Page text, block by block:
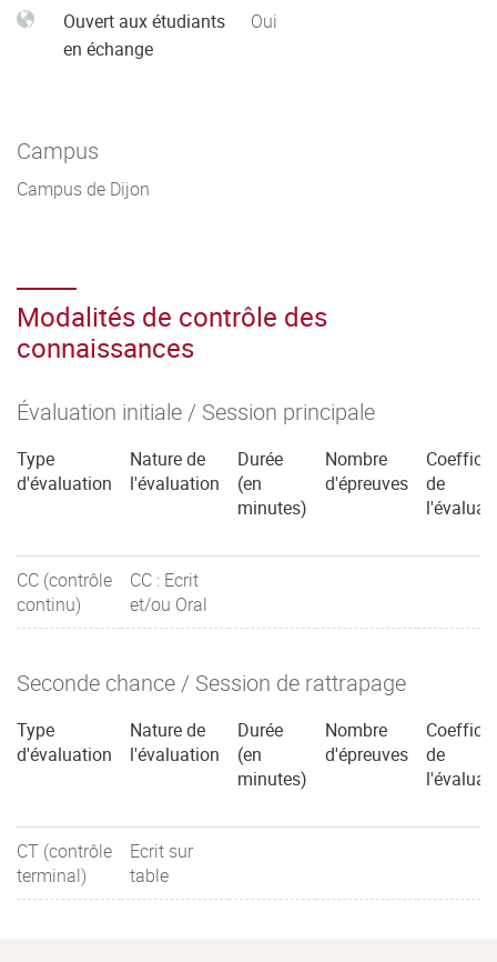
Ouvert aux étudiants
en échange
Oui
Campus
Campus de Dijon
Modalités de contrôle des
connaissances
Évaluation initiale / Session principale
Type
d'évaluation
Nature de
l'évaluation
Durée
(en
minutes)
Nombre
d'épreuves
de
CC (contrôle
continu)
CC : Ecrit
et/ou Oral
Seconde chance / Session de rattrapage
Type
d'évaluation
Nature de
l'évaluation
Durée
(en
minutes)
Nombre
d'épreuves
de
CT (contrôle
terminal)
Ecrit sur
table